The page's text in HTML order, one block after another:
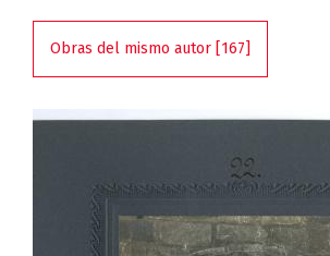
Obras del mismo autor [167]